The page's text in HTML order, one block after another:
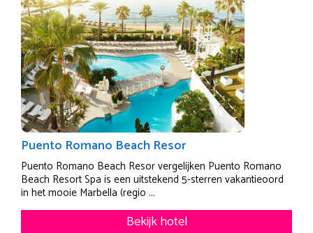
Puento Romano Beach Resor
Puento Romano Beach Resor vergelijken Puento Romano
Beach Resort Spa is een uitstekend 5-sterren vakantieoord
in het mooie Marbella (regio ...
Bekijk hotel